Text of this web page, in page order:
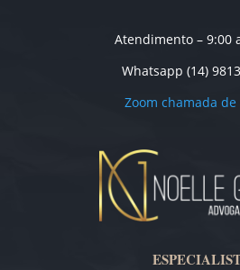
Atendimento – 9:00
Whatsapp (14)
Zoom chamada de